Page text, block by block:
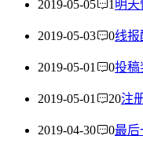
2019-05-05 1 明天
2019-05-03 0线报
2019-05-01 0投稿
2019-05-01 20注
2019-04-30 0最后